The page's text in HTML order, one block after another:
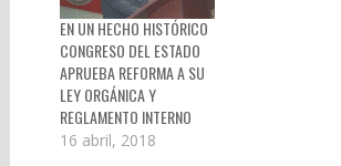
EN UN HECHO HISTÓRICO
CONGRESO DEL ESTADO
APRUEBA REFORMA A SU
LEY ORGÁNICA Y
REGLAMENTO INTERNO
16 abril, 2018